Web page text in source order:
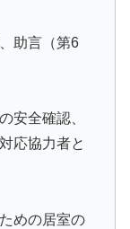
助言（第6
安全確認、
応協力者と
めの居室の